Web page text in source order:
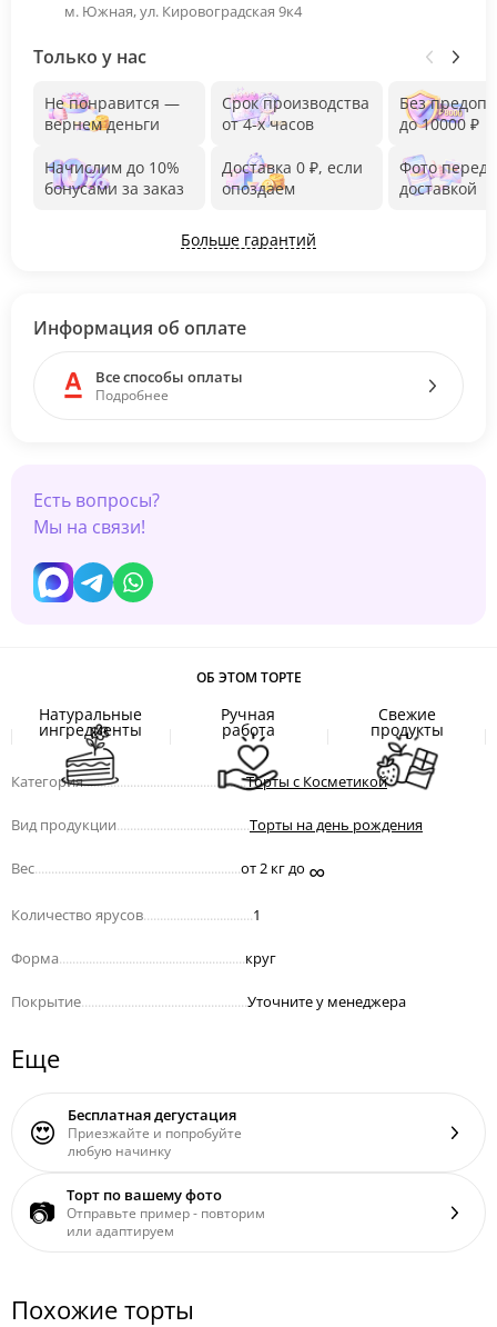
м. Южная, ул. Кировоградская 9к4
Только у нас
Не понравится —
вернем деньги
Начислим до 10%
бонусами за заказ
Срок производства
от 4-х часов
Доставка 0 ₽, если
опоздаем
Без
до 10000 ₽
Фото перед
доставкой
Больше гарантий
Информация об оплате
Все способы оплаты
Подробнее
Есть вопросы?
Мы на связи!
ОБ ЭТОМ ТОРТЕ
Натуральные
ингредиенты
Ручная
работа
Свежие
продукты
Категория.................................................Торты с Косметикой
Вид продукции Торты на день рождения
Вес от 2 кг до ∞
Количество ярусов 1
Форма круг
Покрытие Уточните у менеджера
Еще
😍 Бесплатная дегустация
Приезжайте и попробуйте
любую начинку
📷 Торт по вашему фото
Отправьте пример - повторим
или адаптируем
Похожие торты